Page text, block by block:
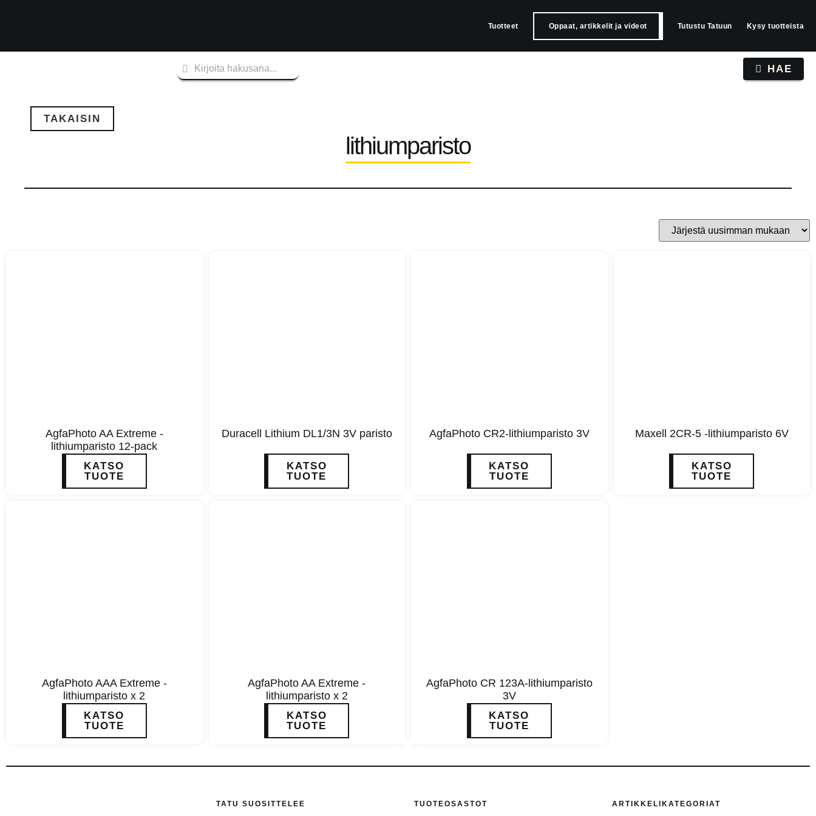
Tuotteet Oppaat, artikkelit ja videot Tutustu Tatuun Kysy tuotteista
HAE
TAKAISIN
lithiumparisto
AgfaPhoto AA Extreme -
lithiumparisto 12-pack
KATSO
TUOTE
Duracell Lithium DL1/3N 3V paristo
KATSO
TUOTE
AgfaPhoto CR2-lithiumparisto 3V
KATSO
TUOTE
Maxell 2CR-5 -lithiumparisto 6V
KATSO
TUOTE
AgfaPhoto AAA Extreme -
lithiumparisto x 2
KATSO
TUOTE
AgfaPhoto AA Extreme -
lithiumparisto x 2
KATSO
TUOTE
AgfaPhoto CR 123A-lithiumparisto
3V
KATSO
TUOTE
TATU SUOSITTELEE TUOTEOSASTOT ARTIKKELIKATEGORIAT